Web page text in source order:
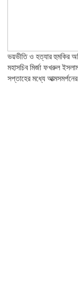
ভয়ভীতি ও হত্যার হুমকির
মহাসচিব মির্জা ফখরুল
সপ্তাহের মধ্যে আত্মসমর্পনের